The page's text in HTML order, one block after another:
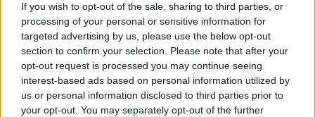
If you wish to opt-out of the sale, sharing to third parties, or
processing of your personal or sensitive information for
targeted advertising by us, please use the below opt-out
section to confirm your selection. Please note that after your
opt-out request is processed you may continue seeing
interest-based ads based on personal information utilized by
us or personal information disclosed to third parties prior to
your opt-out. You may separately opt-out of the further
A 2011 list of cool global brands (tehát a 2011-es
lista a kúl nemzetközi márkákról) a napokban jött ki.
Meglepő elsőre azonban, hogy a jelenleg Sarah
Burton által vezetett angol márka az Alexander
McQueen négy hellyel előzi meg a már-már örök
nyertesnek számító Chanelt. A…